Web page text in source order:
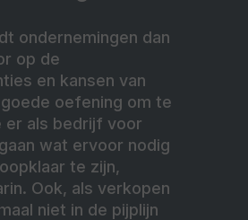
ondernemingen dan
op de
en kansen van
oefening om te
er als bedrijf voor
wat ervoor nodig
te zijn,
Ook, als verkopen
niet in de pijplijn